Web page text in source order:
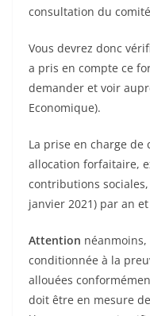
consultation du
Vous devrez donc
a pris en compte ce
demander et voir
Economique).
La prise en charge de
allocation forfaitaire,
contributions
janvier 2021) par an
Attention
conditionnée à la
allouées
doit être en mesure